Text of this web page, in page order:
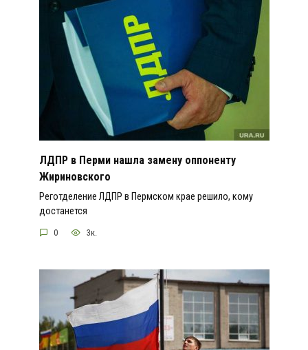
ЛДПР в Перми нашла замену оппоненту
Жириновского
Реготделение ЛДПР в Пермском крае решило, кому
достанется
0 3к.